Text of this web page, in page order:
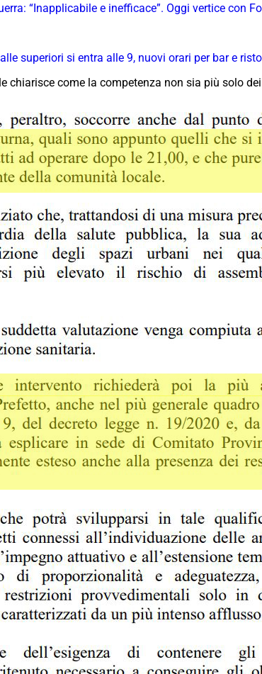
“Inapplicabile e inefficace”. Oggi vertice con
superiori si entra alle 9, nuovi orari per bar e
chiarisce come la competenza non sia più solo